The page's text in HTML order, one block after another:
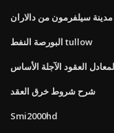
سيلفرمون من دالاران
البورصة النفط tullow
العقود الآجلة الأساس
شرح شروط خرق العقد
Smi2000hd